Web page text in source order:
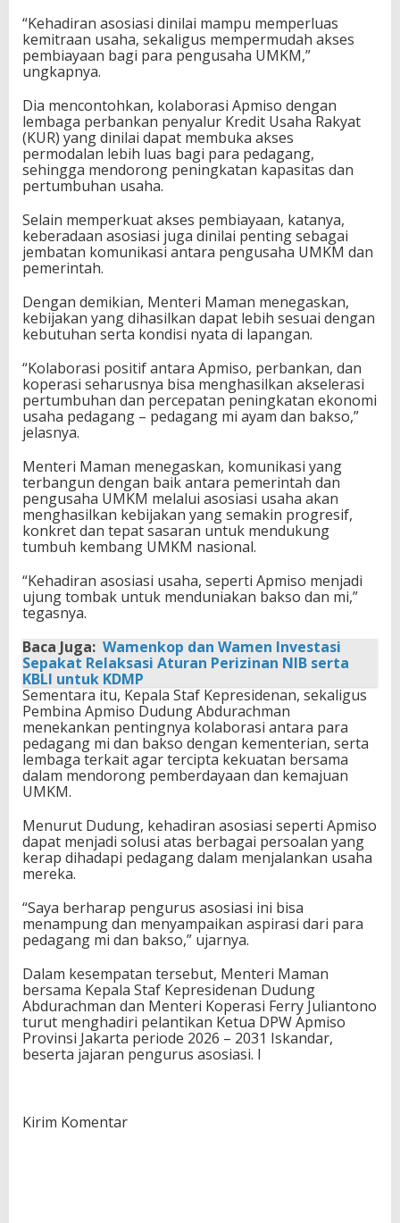
“Kehadiran asosiasi dinilai mampu memperluas
kemitraan usaha, sekaligus mempermudah akses
pembiayaan bagi para pengusaha UMKM,”
ungkapnya.
Dia mencontohkan, kolaborasi Apmiso dengan
lembaga perbankan penyalur Kredit Usaha Rakyat
(KUR) yang dinilai dapat membuka akses
permodalan lebih luas bagi para pedagang,
sehingga mendorong peningkatan kapasitas dan
pertumbuhan usaha.
Selain memperkuat akses pembiayaan, katanya,
keberadaan asosiasi juga dinilai penting sebagai
jembatan komunikasi antara pengusaha UMKM dan
pemerintah.
Dengan demikian, Menteri Maman menegaskan,
kebijakan yang dihasilkan dapat lebih sesuai dengan
kebutuhan serta kondisi nyata di lapangan.
“Kolaborasi positif antara Apmiso, perbankan, dan
koperasi seharusnya bisa menghasilkan akselerasi
pertumbuhan dan percepatan peningkatan ekonomi
usaha pedagang – pedagang mi ayam dan bakso,”
jelasnya.
Menteri Maman menegaskan, komunikasi yang
terbangun dengan baik antara pemerintah dan
pengusaha UMKM melalui asosiasi usaha akan
menghasilkan kebijakan yang semakin progresif,
konkret dan tepat sasaran untuk mendukung
tumbuh kembang UMKM nasional.
“Kehadiran asosiasi usaha, seperti Apmiso menjadi
ujung tombak untuk menduniakan bakso dan mi,”
tegasnya.
Baca Juga: Wamenkop dan Wamen Investasi
Sepakat Relaksasi Aturan Perizinan NIB serta
KBLI untuk KDMP
Sementara itu, Kepala Staf Kepresidenan, sekaligus
Pembina Apmiso Dudung Abdurachman
menekankan pentingnya kolaborasi antara para
pedagang mi dan bakso dengan kementerian, serta
lembaga terkait agar tercipta kekuatan bersama
dalam mendorong pemberdayaan dan kemajuan
UMKM.
Menurut Dudung, kehadiran asosiasi seperti Apmiso
dapat menjadi solusi atas berbagai persoalan yang
kerap dihadapi pedagang dalam menjalankan usaha
mereka.
“Saya berharap pengurus asosiasi ini bisa
menampung dan menyampaikan aspirasi dari para
pedagang mi dan bakso,” ujarnya.
Dalam kesempatan tersebut, Menteri Maman
bersama Kepala Staf Kepresidenan Dudung
Abdurachman dan Menteri Koperasi Ferry Juliantono
turut menghadiri pelantikan Ketua DPW Apmiso
Provinsi Jakarta periode 2026 – 2031 Iskandar,
beserta jajaran pengurus asosiasi. I
Kirim Komentar